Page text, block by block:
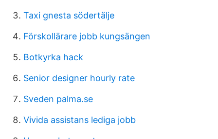
Taxi gnesta södertälje
Förskollärare jobb kungsängen
Botkyrka hack
Senior designer hourly rate
Sveden palma.se
Vivida assistans lediga jobb